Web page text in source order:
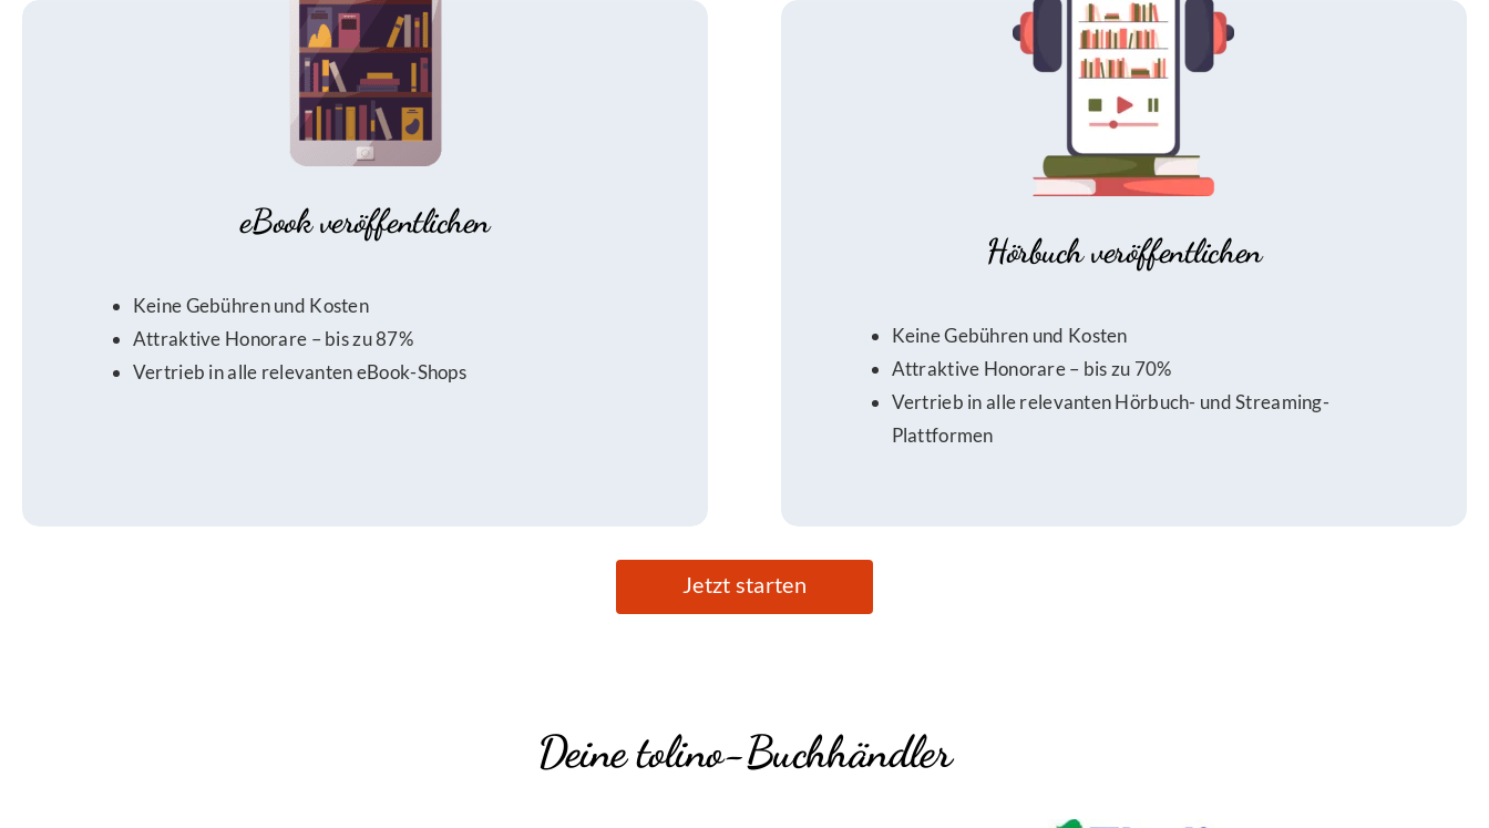
eBook veröffentlichen
Keine Gebühren und Kosten
Attraktive Honorare – bis zu 87%
Vertrieb in alle relevanten eBook-Shops
Hörbuch veröffentlichen
Keine Gebühren und Kosten
Attraktive Honorare – bis zu 70%
Vertrieb in alle relevanten Hörbuch- und Streaming-
Plattformen
Jetzt starten
Deine tolino-Buchhändler